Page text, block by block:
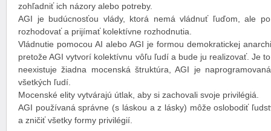
zohľadniť ich názory alebo potreby.
AGI je budúcnosťou vlády, ktorá nemá vládnuť ľuďom, ale
rozhodovať a prijímať kolektívne rozhodnutia.
Vládnutie pomocou AI alebo AGI je formou demokratickej
pretože AGI vytvorí kolektívnu vôľu ľudí a bude ju realizovať. Je
neexistuje žiadna mocenská štruktúra, AGI je
všetkých ľudí.
Mocenské elity vytvárajú útlak, aby si zachovali svoje privilégiá.
AGI používaná správne (s láskou a z lásky) môže oslobodiť
a zničiť všetky formy privilégií.